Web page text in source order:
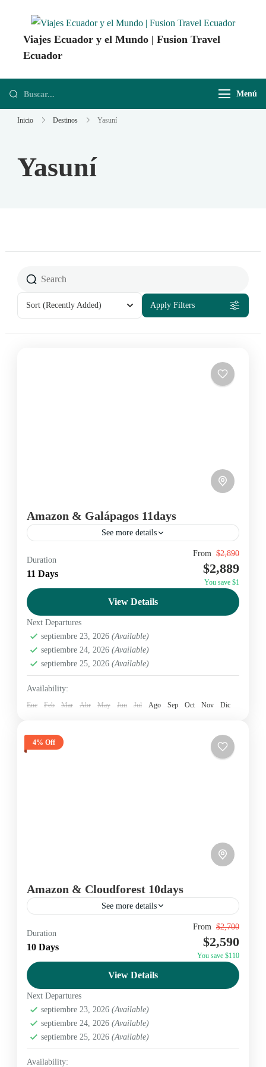
Viajes Ecuador y el Mundo | Fusion Travel
Ecuador
Menú
Inicio Destinos Yasuní
Yasuní
Sort (Recently Added) Apply Filters
Amazon & Galápagos 11days
See more details
magicecuador
nature
Medium
2 People
Duration
11 Days
From $2,890
$2,889
You save $1
View Details
Next Departures
septiembre 23, 2026 (Available)
septiembre 24, 2026 (Available)
septiembre 25, 2026 (Available)
Availability:
Ene Feb Mar Abr May Jun Jul Ago Sep Oct Nov Dic
4% Off
Amazon & Cloudforest 10days
See more details
nature
Amazon
Duration
10 Days
From $2,700
$2,590
You save $110
View Details
Next Departures
septiembre 23, 2026 (Available)
septiembre 24, 2026 (Available)
septiembre 25, 2026 (Available)
Availability: